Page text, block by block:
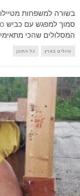
בשורה למשפחות
המסלולים שהכי
טיולים בארץ כל התוכן